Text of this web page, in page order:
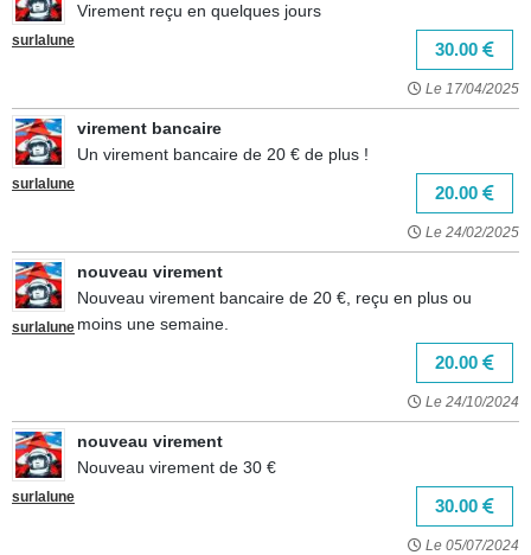
surlalune
Virement reçu en quelques jours
30.00
Le 17/04/2025
surlalune
virement bancaire
Un virement bancaire de 20 € de plus !
20.00
Le 24/02/2025
surlalune
nouveau virement
Nouveau virement bancaire de 20 €, reçu en plus ou
moins une semaine.
20.00
Le 24/10/2024
surlalune
nouveau virement
Nouveau virement de 30 €
30.00
Le 05/07/2024